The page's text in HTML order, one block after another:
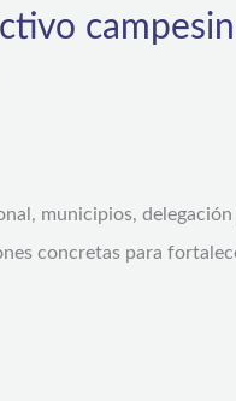
municipios,
concretas para